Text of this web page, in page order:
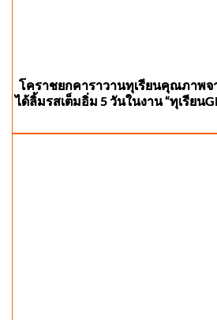
โคราชยกคาราวานทุเรียนคุณภาพจ
ได้ลิ้มรสเต็มอิ่ม 5 วันในงาน “ทุเรียน